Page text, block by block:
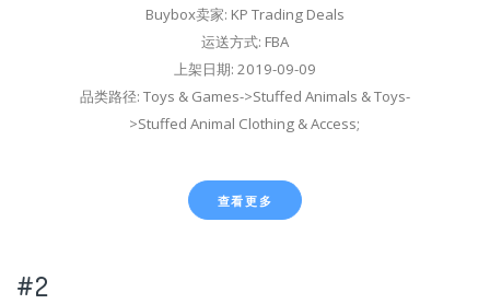
Buybox卖家: KP Trading Deals
运送方式: FBA
上架日期: 2019-09-09
品类路径: Toys & Games->Stuffed Animals & Toys-
>Stuffed Animal Clothing & Access;
查看更多
#2